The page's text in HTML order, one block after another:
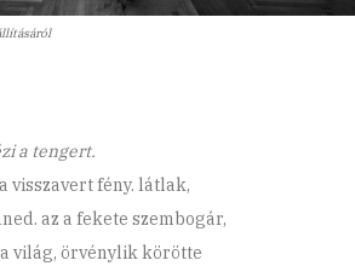
a tengert.
fény. látlak,
az a fekete szembogár,
világ, örvénylik körötte